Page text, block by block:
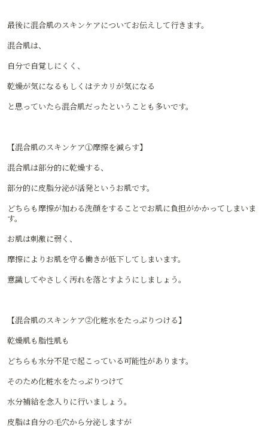
最後に混合肌のスキンケアについてお伝えして行きます。
混合肌は、
自分で自覚しにくく、
乾燥が気になるもしくはテカリが気になる
と思っていたら混合肌だったということも多いです。
【混合肌のスキンケア①摩擦を減らす】
混合肌は部分的に乾燥する、
部分的に皮脂分泌が活発というお肌です。
どちらも摩擦が加わる洗顔をすることでお肌に負担がかかってしまいま
す。
お肌は刺激に弱く、
摩擦によりお肌を守る働きが低下してしまいます。
意識してやさしく汚れを落とすようにしましょう。
【混合肌のスキンケア②化粧水をたっぷりつける】
乾燥肌も脂性肌も
どちらも水分不足で起こっている可能性があります。
そのため化粧水をたっぷりつけて
水分補給を念入りに行いましょう。
皮脂は自分の毛穴から分泌しますが